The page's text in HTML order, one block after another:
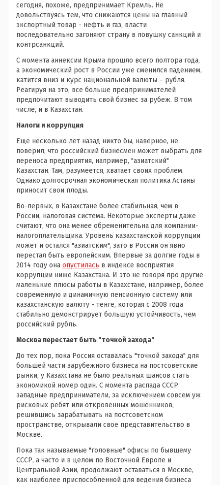
сегодня, похоже, предпринимает Кремль. Не
довольствуясь тем, что снижаются цены на главный
экспортный товар - нефть и газ, власти
последовательно загоняют страну в ловушку санкций и
контрсанкций.
С момента аннексии Крыма прошло всего полтора года,
а экономический рост в России уже сменился падением,
катится вниз и курс национальной валюты – рубля.
Реагируя на это, все больше предпринимателей
предпочитают выводить свой бизнес за рубеж. В том
числе, и в Казахстан.
Налоги и коррупция
Еще несколько лет назад никто бы, наверное, не
поверил, что российский бизнесмен может выбрать для
переноса предприятия, например, "азиатский"
Казахстан. Там, разумеется, хватает своих проблем.
Однако долгосрочная экономическая политика Астаны
приносит свои плоды.
Во-первых, в Казахстане более стабильная, чем в
России, налоговая система. Некоторые эксперты даже
считают, что она менее обременительна для компании-
налогоплательщика. Уровень казахстанской коррупции
может и остался "азиатским", зато в России он явно
перестал быть европейским. Впервые за долгие годы в
2014 году она опустилась в индексе восприятия
коррупции ниже Казахстана. И это не говоря про другие
маленькие плюсы работы в Казахстане, например, более
современную и динамичную пенсионную систему или
казахстанскую валюту - тенге, которая с 2008 года
стабильно демонстрирует большую устойчивость, чем
российский рубль.
Москва перестает быть "точкой захода"
До тех пор, пока Россия оставалась "точкой захода" для
большей части зарубежного бизнеса на постсоветские
рынки, у Казахстана не было реальных шансов стать
экономикой номер один. С момента распада СССР
западные предприниматели, за исключением совсем уж
рисковых ребят или откровенных мошенников,
решившись зарабатывать на постсоветском
пространстве, открывали свое представительство в
Москве.
Пока так называемые "головные" офисы по бывшему
СССР, а часто и в целом по Восточной Европе и
Центральной Азии, продолжают оставаться в Москве,
как наиболее приспособленной для ведения бизнеса